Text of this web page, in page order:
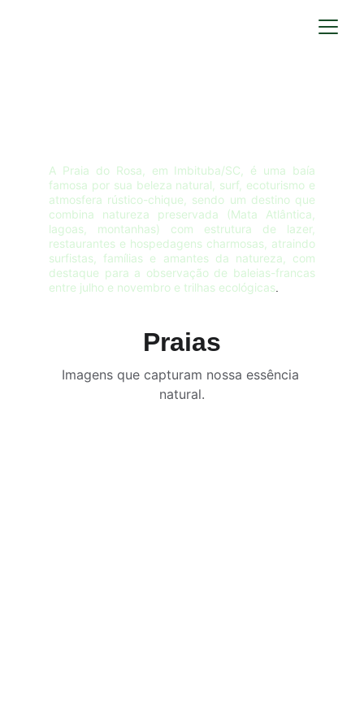
A Praia do Rosa, em Imbituba/SC, é uma baía
famosa por sua beleza natural, surf, ecoturismo e
atmosfera rústico-chique, sendo um destino que
combina natureza preservada (Mata Atlântica,
lagoas, montanhas) com estrutura de lazer,
restaurantes e hospedagens charmosas, atraindo
surfistas, famílias e amantes da natureza, com
destaque para a observação de baleias-francas
entre julho e novembro e trilhas ecológicas
Praias
Imagens que capturam nossa essência
natural.